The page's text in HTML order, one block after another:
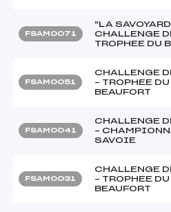
FSAM0071
"LA
CHALLENGE
TROPHEE DU
FSAM0051
CHALLENGE
– TROPHEE DU
BEAUFORT
FSAM0041
CHALLENGE
–
SAVOIE
FSAM0031
CHALLENGE
– TROPHEE DU
BEAUFORT